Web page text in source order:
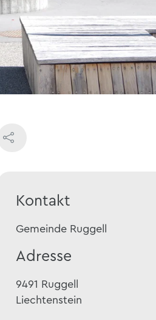
Kontakt
Gemeinde Ruggell
Adresse
9491
Ruggell
Liechtenstein